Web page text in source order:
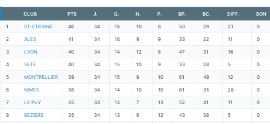
CLUB PTS J. G. N. P. BP. BC. DIFF. BON
1 ST-ETIENNE 46 34 18 10 6 50 29 21 0
2 ALES 41 34 16 9 9 33 22 11 0
3 LYON 40 34 14 12 8 47 31 16 0
4 SETE 40 34 15 10 9 33 28 5 0
5 MONTPELLIER 39 34 15 9 10 61 49 12 0
6 NIMES 38 34 14 10 10 61 35 26 0
7 LE PUY 35 34 14 7 13 52 41 11 0
8 BEZIERS 35 34 13 9 12 43 38 5 0